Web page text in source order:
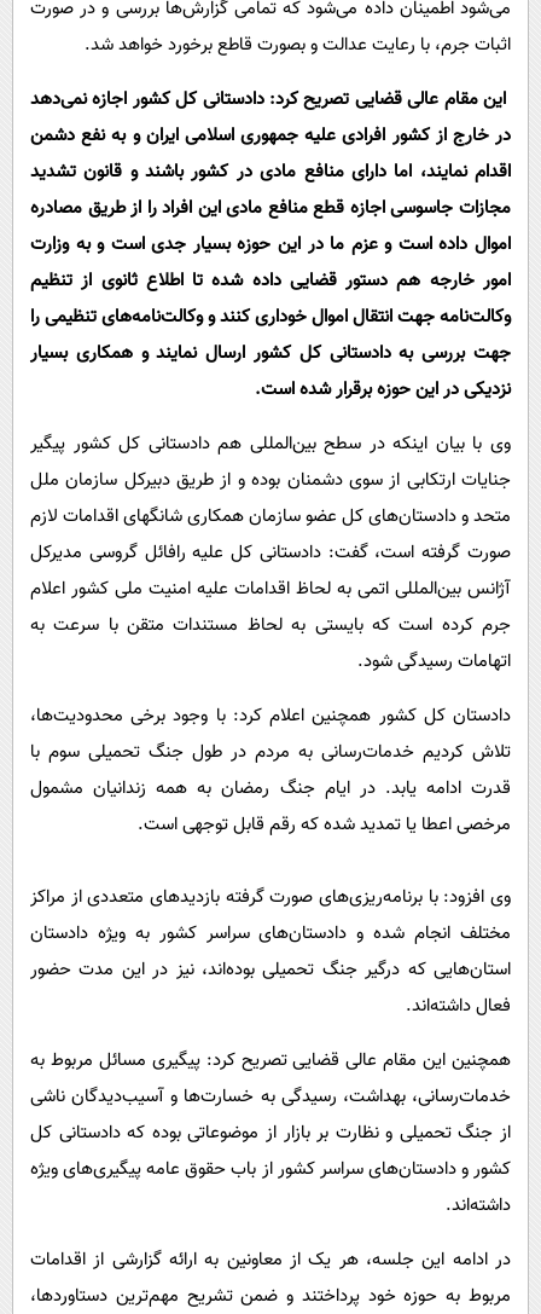
می‌شود اطمینان داده می‌شود که تمامی گزارش‌ها بررسی و در صورت
اثبات جرم، با رعایت عدالت و بصورت قاطع برخورد خواهد شد.
این مقام عالی قضایی تصریح کرد: دادستانی کل کشور اجازه نمی‌دهد
در خارج از کشور افرادی علیه جمهوری اسلامی ایران و به نفع دشمن
اقدام نمایند، اما دارای منافع مادی در کشور باشند و قانون تشدید
مجازات جاسوسی اجازه قطع منافع مادی این افراد را از طریق مصادره
اموال داده است و عزم ما در این حوزه بسیار جدی است و به وزارت
امور خارجه هم دستور قضایی داده شده تا اطلاع ثانوی از تنظیم
وکالت‌نامه جهت انتقال اموال خوداری کنند و وکالت‌نامه‌های تنظیمی را
جهت بررسی به دادستانی کل کشور ارسال نمایند و همکاری بسیار
نزدیکی در این حوزه برقرار شده است.
وی با بیان اینکه در سطح بین‌المللی هم دادستانی کل کشور پیگیر
جنایات ارتکابی از سوی دشمنان بوده و از طریق دبیرکل سازمان ملل
متحد و دادستان‌های کل عضو سازمان همکاری شانگهای اقدامات لازم
صورت گرفته است، گفت: دادستانی کل علیه رافائل گروسی مدیرکل
آژانس بین‌المللی اتمی به لحاظ اقدامات علیه امنیت ملی کشور اعلام
جرم کرده است که بایستی به لحاظ مستندات متقن با سرعت به
اتهامات رسیدگی شود.
دادستان کل کشور همچنین اعلام کرد: با وجود برخی محدودیت‌ها،
تلاش کردیم خدمات‌رسانی به مردم در طول جنگ تحمیلی سوم با
قدرت ادامه یابد. در ایام جنگ رمضان به همه زندانیان مشمول
مرخصی اعطا یا تمدید شده که رقم قابل توجهی است.
وی افزود: با برنامه‌ریزی‌های صورت گرفته بازدید‌های متعددی از مراکز
مختلف انجام شده و دادستان‌های سراسر کشور به ویژه دادستان
استان‌هایی که درگیر جنگ تحمیلی بوده‌اند، نیز در این مدت حضور
فعال داشته‌اند.
همچنین این مقام عالی قضایی تصریح کرد: پیگیری مسائل مربوط به
خدمات‌رسانی، بهداشت، رسیدگی به خسارت‌ها و آسیب‌دیدگان ناشی
از جنگ تحمیلی و نظارت بر بازار از موضوعاتی بوده که دادستانی کل
کشور و دادستان‌های سراسر کشور از باب حقوق عامه پیگیری‌های ویژه
داشته‌اند.
در ادامه این جلسه، هر یک از معاونین به ارائه گزارشی از اقدامات
مربوط به حوزه خود پرداختند و ضمن تشریح مهم‌ترین دستاوردها،